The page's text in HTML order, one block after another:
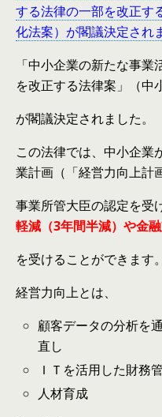
する法律の一部を改正す
化法案）が閣議決定され
「中小企業の新たな事
を改正する法律案」（中
が閣議決定されました。
この法律では、中小企業
業計画（「経営力向上計
事業所管大臣の認定を受
軽減（3年間半減）や金
を受けることができます。
経営力向上とは、
顧客データの分析を
直し
ＩＴを活用した財務
人材育成